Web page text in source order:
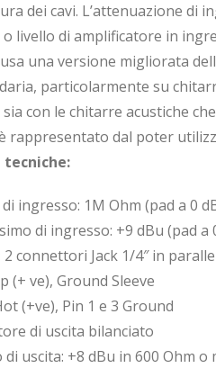
dei cavi. L’attenuazione di
livello di amplificatore in
usa una versione migliorata
particolarmente su
con le chitarre acustiche
rappresentato dal poter
ingresso: 1M Ohm (pad a 0
di ingresso: +9 dBu (pad a
connettori Jack 1/4″ in
(+ ve), Ground Sleeve
(+ve), Pin 1 e 3 Ground
di uscita bilanciato
di uscita: +8 dBu in 600 Ohm o